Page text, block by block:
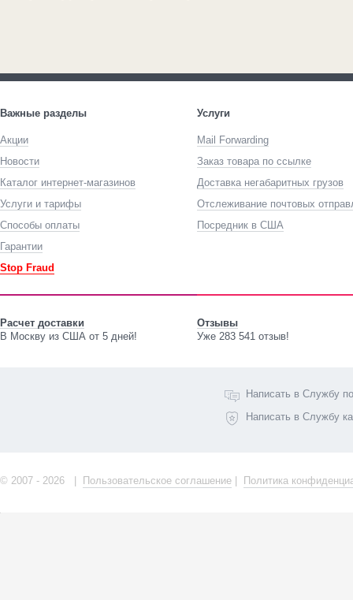
Важные разделы
Акции
Новости
Каталог интернет-магазинов
Услуги и тарифы
Способы оплаты
Гарантии
Stop Fraud
Услуги
Mail Forwarding
Заказ товара по ссылке
Доставка негабаритных грузов
Отслеживание почтовых
Посредник в США
Расчет доставки
В Москву из США от 5 дней!
Отзывы
Уже 283 541 отзыв!
Написать в Службу
Написать в Службу
© 2007 - 2026 | Пользовательское соглашение | Политика